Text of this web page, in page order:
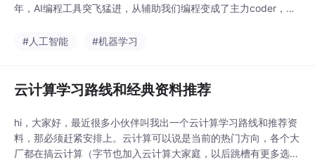
年，AI编程工具突飞猛进，从辅助我们编程变成了主力coder，而
论的角度来分析这个问题，试图从理论上给出一个比较理性的答
#人工智能 #机器学习
云计算学习路线和经典资料推荐
hi，大家好，最近很多小伙伴叫我出一个云计算学习路线和推荐资
料，那必须赶紧安排上。云计算可以说是当前的热门方向，各个大
厂都在搞云计算（字节也加入云计算大家庭，以后跳槽有更多选